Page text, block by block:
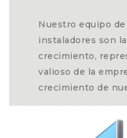
Nuestro equipo
instaladores son
crecimiento,
valioso de la
crecimiento de